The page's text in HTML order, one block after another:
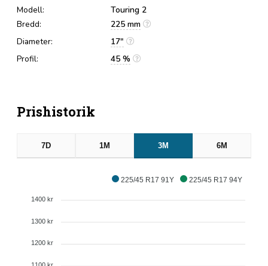
Modell:
Touring 2
Bredd:
225 mm
Diameter:
17"
Profil:
45 %
Prishistorik
7D 1M 3M 6M
225/45 R17 91Y 225/45 R17 94Y
1400 kr
1300 kr
1200 kr